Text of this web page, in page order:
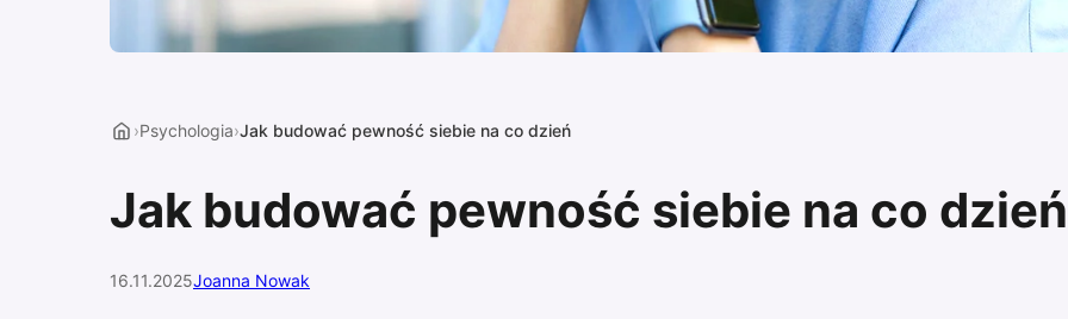
›Psychologia›Jak budować pewność siebie na co dzień
Jak budować pewność siebie na co dzień
16.11.2025Joanna Nowak